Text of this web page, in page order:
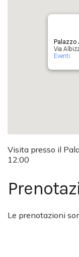
Palazzo
Via
Eventi
Visita presso il
12:00
Le prenotazioni